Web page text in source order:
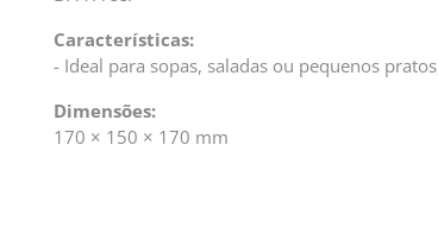
Características:
- Ideal para sopas, saladas ou pequenos
Dimensões:
170 × 150 × 170 mm